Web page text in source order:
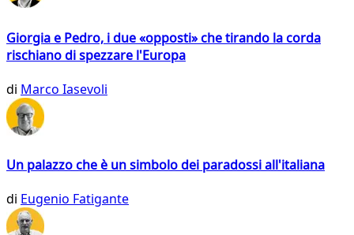
Giorgia e Pedro, i due «opposti» che tirando la corda
rischiano di spezzare l'Europa
di Marco Iasevoli
Un palazzo che è un simbolo dei paradossi all'italiana
di Eugenio Fatigante